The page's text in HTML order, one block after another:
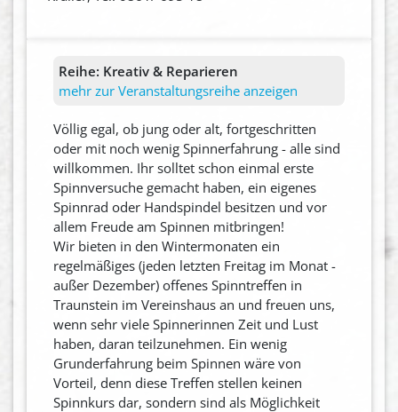
Reihe: Kreativ & Reparieren
mehr zur Veranstaltungsreihe anzeigen
Völlig egal, ob jung oder alt, fortgeschritten
oder mit noch wenig Spinnerfahrung - alle sind
willkommen. Ihr solltet schon einmal erste
Spinnversuche gemacht haben, ein eigenes
Spinnrad oder Handspindel besitzen und vor
allem Freude am Spinnen mitbringen!
Wir bieten in den Wintermonaten ein
regelmäßiges (jeden letzten Freitag im Monat -
außer Dezember) offenes Spinntreffen in
Traunstein im Vereinshaus an und freuen uns,
wenn sehr viele Spinnerinnen Zeit und Lust
haben, daran teilzunehmen. Ein wenig
Grunderfahrung beim Spinnen wäre von
Vorteil, denn diese Treffen stellen keinen
Spinnkurs dar, sondern sind als Möglichkeit